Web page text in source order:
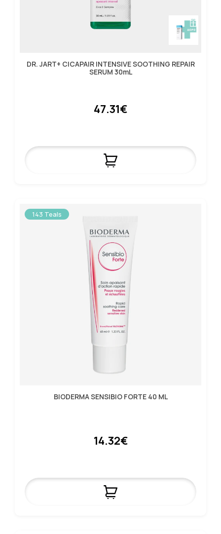
DR. JART+ CICAPAIR INTENSIVE SOOTHING REPAIR
SERUM 30mL
47.31€
143 Teals
BIODERMA SENSIBIO FORTE 40 ML
14.32€